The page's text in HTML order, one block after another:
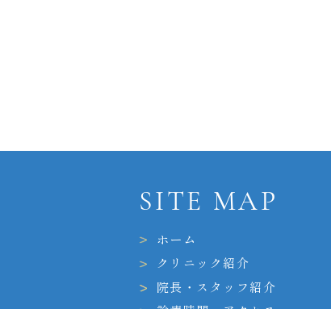
SITE MAP
ホーム
クリニック紹介
院長・スタッフ紹介